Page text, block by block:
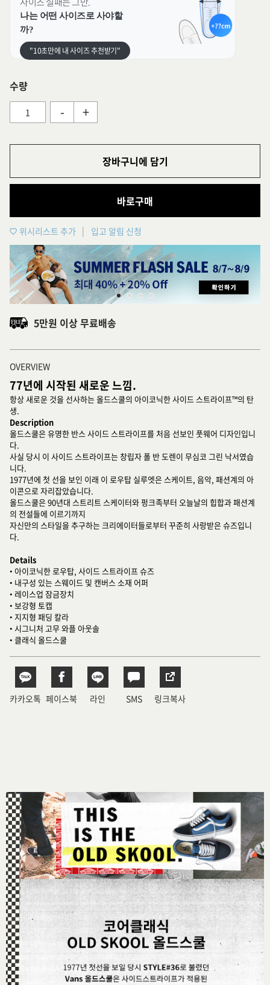
나는 어떤 사이즈로 사야할
까?
"10초만에 내 사이즈 추천받기"
수량
- +
장바구니에 담기
바로구매
위시리스트 추가 입고 알림 신청
5만원 이상 무료배송
OVERVIEW
77년에 시작된 새로운 느낌.
항상 새로운 것을 선사하는 올드스쿨의 아이코닉한 사이드 스트라이프™의 탄
생.
Description
올드스쿨은 유명한 반스 사이드 스트라이프를 처음 선보인 풋웨어 디자인입니
다.
사실 당시 이 사이드 스트라이프는 창립자 폴 반 도렌이 무심코 그린 낙서였습
니다.
1977년에 첫 선을 보인 이래 이 로우탑 실루엣은 스케이트, 음악, 패션계의 아
이콘으로 자리잡았습니다.
올드스쿨은 90년대 스트리트 스케이터와 펑크족부터 오늘날의 힙합과 패션계
의 전설들에 이르기까지
자신만의 스타일을 추구하는 크리에이터들로부터 꾸준히 사랑받은 슈즈입니
다.
Details
• 아이코닉한 로우탑, 사이드 스트라이프 슈즈
• 내구성 있는 스웨이드 및 캔버스 소재 어퍼
• 레이스업 잠금장치
• 보강형 토캡
• 지지형 패딩 칼라
• 시그니처 고무 와플 아웃솔
• 클래식 올드스쿨
카카오톡 페이스북 라인 SMS 링크복사